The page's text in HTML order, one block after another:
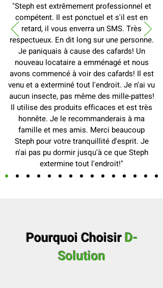
"Steph est extrêmement professionnel et
compétent. Il est ponctuel et s'il est en
retard, il vous enverra un SMS. Très
respectueux. En dit long sur une personne.
Je paniquais à cause des cafards! Un
nouveau locataire a emménagé et nous
avons commencé à voir des cafards! Il est
venu et a exterminé tout l'endroit. Je n'ai vu
aucun insecte, pas même des mille-pattes!
Il utilise des produits efficaces et est très
honnête. Je le recommanderais à ma
famille et mes amis. Merci beaucoup
Steph pour votre tranquillité d'esprit. Je
n'ai pas pu dormir jusqu'à ce que Steph
extermine tout l'endroit!"
Pourquoi ChoisirD-
Solution